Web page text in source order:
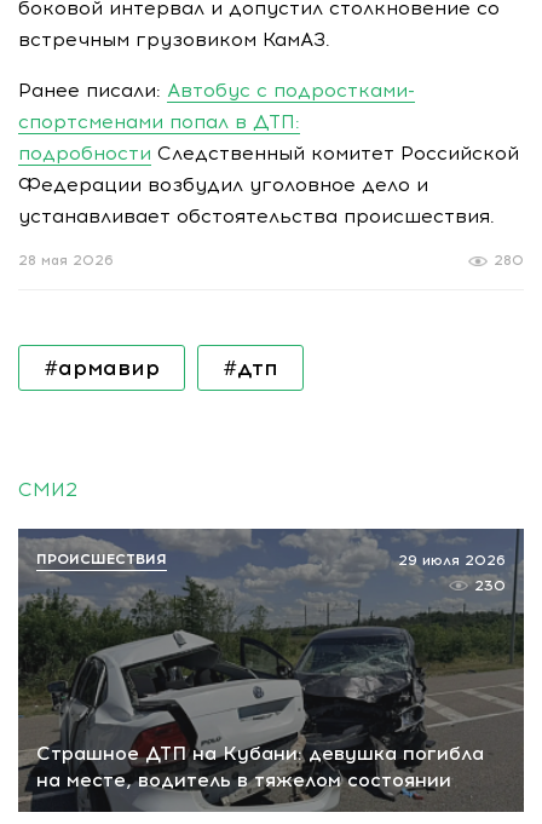
боковой интервал и допустил столкновение со
встречным грузовиком КамАЗ.
Ранее писали: Автобус с подростками-
спортсменами попал в ДТП:
подробности Следственный комитет Российской
Федерации возбудил уголовное дело и
устанавливает обстоятельства происшествия.
280
28 мая 2026
#армавир #дтп
СМИ2
Страшное ДТП на Кубани: девушка погибла
на месте, водитель в тяжелом состоянии
29 июля 2026
230
ПРОИСШЕСТВИЯ